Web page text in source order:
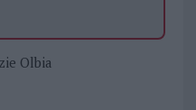
Olbia